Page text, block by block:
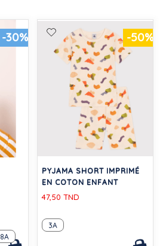
-30%
8A
-50%
PYJAMA SHORT IMPRIMÉ
EN COTON ENFANT
47,50 TND
3A